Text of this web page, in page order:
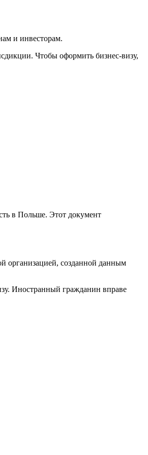
и инвесторам.
Чтобы оформить бизнес-визу,
в Польше. Этот документ
организацией, созданной данным
Иностранный гражданин вправе